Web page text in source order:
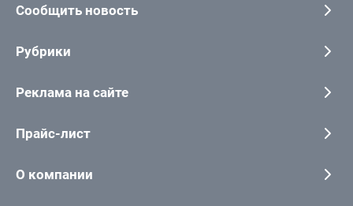
Сообщить новость
Рубрики
Реклама на сайте
Прайс-лист
О компании